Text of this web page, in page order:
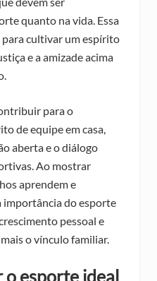
quanto na vida. Essa
cultivar um espírito
e a amizade acima
para o
de equipe em casa,
aberta e o diálogo
Ao mostrar
aprendem e
importância do esporte
pessoal e
o vínculo familiar.
esporte ideal